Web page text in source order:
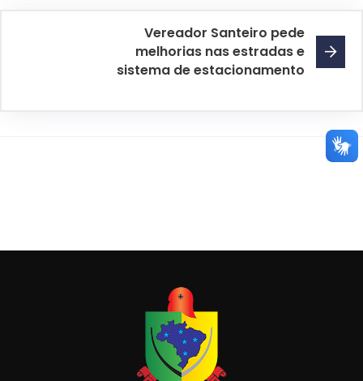
Vereador Santeiro pede
melhorias nas estradas e
sistema de estacionamento